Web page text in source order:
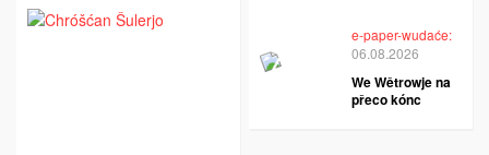
e-paper-wudaće:
06.08.2026
We Wětrowje na
přeco kónc